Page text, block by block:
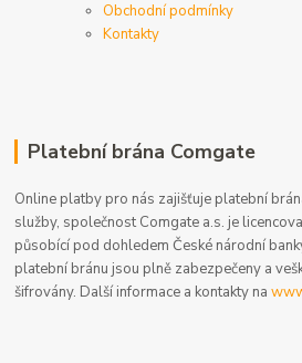
Obchodní podmínky
Kontakty
Platební brána Comgate
Online platby pro nás zajišťuje platební
služby, společnost Comgate a.s. je
působící pod dohledem České národní
platební bránu jsou plně zabezpečeny a
šifrovány. Další informace a kontakty na